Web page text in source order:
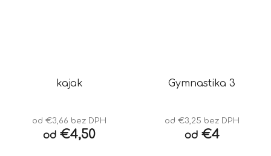
kajak
od €3,66 bez DPH
od €4,50
Gymnastika 3
od €3,25 bez DPH
od€4